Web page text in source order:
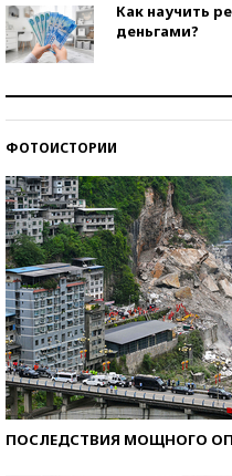
Как научить
деньгами?
ФОТОИСТОРИИ
ПОСЛЕДСТВИЯ МОЩНОГО